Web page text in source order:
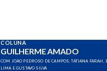
COLUNA
GUILHERME AMADO
COM JOÃO PEDROSO DE CAMPOS, TATIANA FARAH,
LIMA E GUSTAVO SILVA